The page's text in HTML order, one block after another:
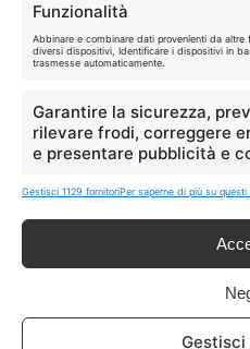
Funzionalità
Abbinare e combinare dati provenienti da altre
diversi dispositivi, Identificare i dispositivi in
trasmesse automaticamente.
Garantire la sicurezza,
rilevare frodi, correggere
e presentare pubblicità e
Gestisci 1129 fornitoriPer saperne di più su questi
Gestisci
I marchi citati appartengono ai
segnalate possono subire
Info
guadagno dagli acquisti idonei.